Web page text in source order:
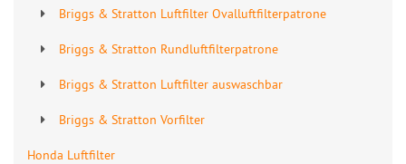
Briggs & Stratton Luftfilter Ovalluftfilterpatrone
Briggs & Stratton Rundluftfilterpatrone
Briggs & Stratton Luftfilter auswaschbar
Briggs & Stratton Vorfilter
Honda Luftfilter